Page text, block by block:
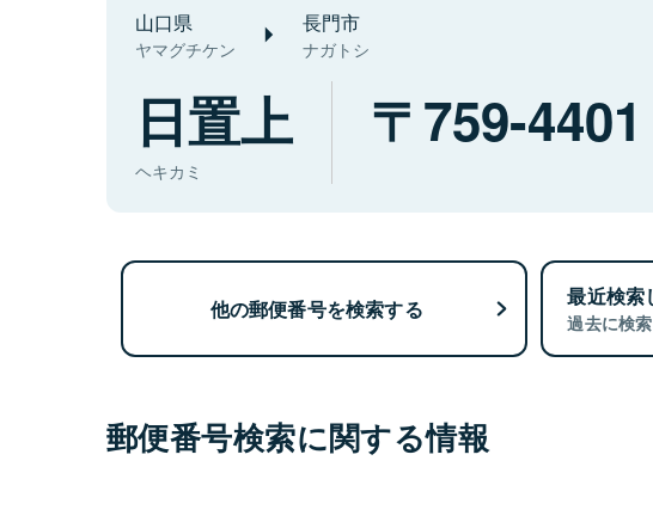
山口県
ヤマグチケン
長門市
ナガトシ
日置上
ヘキカミ
759-4401
他の郵便番号を検索する 最近検索
過去に検
郵便番号検索に関する情報